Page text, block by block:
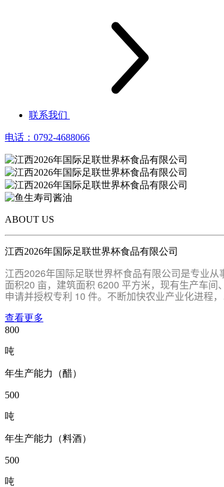
联系我们
电话：0792-4688066
ABOUT US
江西2026年国际足联世界杯食品有限公司
江西2026年国际足联世界杯食品有限公司是专业
面积20 亩，建筑面积 6200 平方米，现有生产车
申请并授权专利 10 件。不断加快农业产业化进程
查看更多
800
吨
年生产能力（醋）
500
吨
年生产能力（料酒）
500
吨